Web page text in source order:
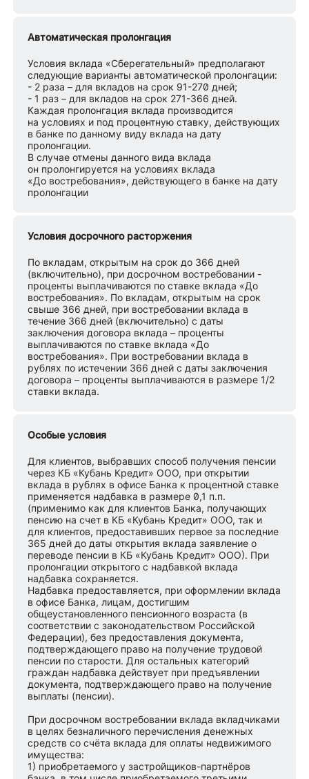
Автоматическая пролонгация
Условия вклада «Сберегательный» предполагают
следующие варианты автоматической пролонгации:
- 2 раза – для вкладов на срок 91-270 дней;
- 1 раз – для вкладов на срок 271-366 дней.
Каждая пролонгация вклада производится
на условиях и под процентную ставку, действующих
в банке по данному виду вклада на дату
пролонгации.
В случае отмены данного вида вклада
он пролонгируется на условиях вклада
«До востребования», действующего в банке на дату
пролонгации
Условия досрочного расторжения
По вкладам, открытым на срок до 366 дней
(включительно), при досрочном востребовании -
проценты выплачиваются по ставке вклада «До
востребования». По вкладам, открытым на срок
свыше 366 дней, при востребовании вклада в
течение 366 дней (включительно) с даты
заключения договора вклада – проценты
выплачиваются по ставке вклада «До
востребования». При востребовании вклада в
рублях по истечении 366 дней с даты заключения
договора – проценты выплачиваются в размере 1/2
ставки вклада.
Особые условия
Для клиентов, выбравших способ получения пенсии
через КБ «Кубань Кредит» ООО, при открытии
вклада в рублях в офисе Банка к процентной ставке
применяется надбавка в размере 0,1 п.п.
(применимо как для клиентов Банка, получающих
пенсию на счет в КБ «Кубань Кредит» ООО, так и
для клиентов, предоставивших первое за последние
365 дней до даты открытия вклада заявление о
переводе пенсии в КБ «Кубань Кредит» ООО). При
пролонгации открытого с надбавкой вклада
надбавка сохраняется.
Надбавка предоставляется, при оформлении вклада
в офисе Банка, лицам, достигшим
общеустановленного пенсионного возраста (в
соответствии с законодательством Российской
Федерации), без предоставления документа,
подтверждающего право на получение трудовой
пенсии по старости. Для остальных категорий
граждан надбавка действует при предъявлении
документа, подтверждающего право на получение
выплаты (пенсии).
При досрочном востребовании вклада вкладчиками
в целях безналичного перечисления денежных
средств со счёта вклада для оплаты недвижимого
имущества:
1) приобретаемого у застройщиков-партнёров